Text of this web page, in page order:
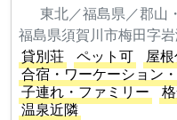
東北／福島県／郡山
福島県須賀川市梅田字
貸別荘
ペット可 屋
合宿・ワーケーション
子連れ・ファミリー
温泉近隣